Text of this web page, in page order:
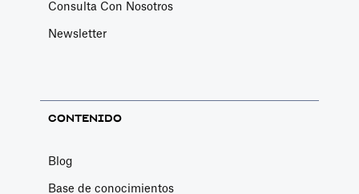
Consulta Con Nosotros
Newsletter
CONTENIDO
Blog
Base de conocimientos